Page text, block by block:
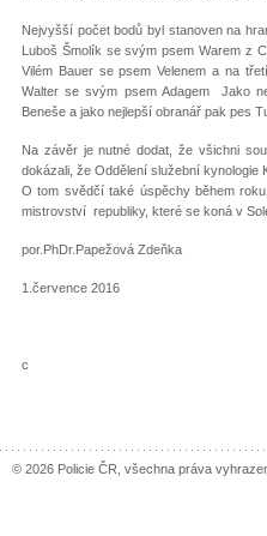
Nejvyšší počet bodů byl stanoven na
Luboš Šmolík se svým psem Warem z
Vilém Bauer se psem Velenem a na
Walter se svým psem Adagem Jako
Beneše a jako nejlepší obranář pak pes
Na závěr je nutné dodat, že všichni
dokázali, že Oddělení služební kynologie
O tom svědčí také úspěchy během
mistrovství republiky, které se koná v
por.PhDr.Papežová Zdeňka
1.července 2016
c
© 2026 Policie ČR, všechna práva